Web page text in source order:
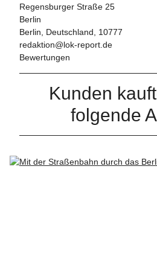
Regensburger Straße 25
Berlin
Berlin, Deutschland, 10777
redaktion@lok-report.de
Bewertungen
Kunden
folgende